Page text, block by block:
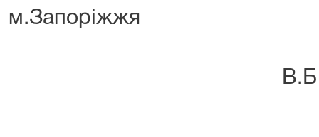
м.Запоріжжя
В.Б.